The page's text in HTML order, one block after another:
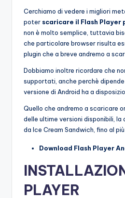
Cerchiamo di vedere i migliori
poter scaricare il Flash Player
non è molto semplice, tuttavia
che particolare browser risulta
plugin che a breve andremo a
Dobbiamo inoltre ricordare che
supportati, anche perchè
versione di Android ha a
Quello che andremo a scaricare
delle ultime versioni disponibili, la
da Ice Cream Sandwich, fino al
Download Flash Player
PLAYER